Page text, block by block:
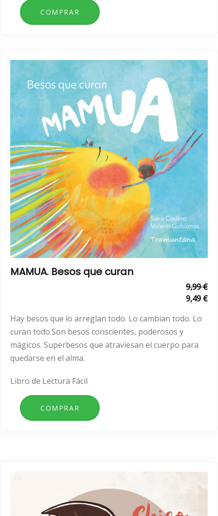
MAMUA. Besos que curan
9,99 €
9,49 €
Hay besos que lo arreglan todo. Lo cambian todo. Lo
curan todo.Son besos conscientes, poderosos y
mágicos. Superbesos que atraviesan el cuerpo para
quedarse en el alma.
Libro de Lectura Fácil